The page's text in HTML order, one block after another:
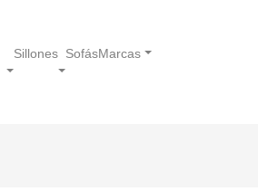
Sillones SofásMarcas